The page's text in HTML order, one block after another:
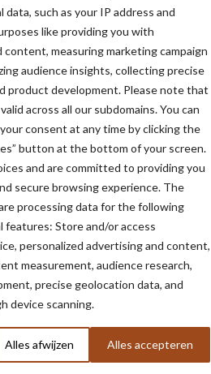
such as your IP address and
like providing you with
content, measuring marketing campaign
audience insights, collecting precise
product development. Please note that
across all our subdomains. You can
consent at any time by clicking the
button at the bottom of your screen.
and are committed to providing you
secure browsing experience. The
processing data for the following
features: Store and/or access
personalized advertising and content,
measurement, audience research,
precise geolocation data, and
device scanning.
Alles afwijzen Alles accepteren
Bij ons speelt het
voldoende zoet
willen we hier het voortouw in
ons hier in gaan volgen.”
ontstaan”, verklaart
graag weten hoeveel vocht er
binnenhaalt. Bovendien liggen
Bij ons speelt het
voldoende zoet
willen we hier het voortouw in
ons hier in gaan volgen.”